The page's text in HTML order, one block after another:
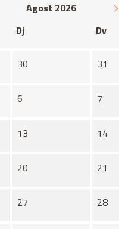
Agost 2026
Dj Dv
30 31
6 7
13 14
20 21
27 28